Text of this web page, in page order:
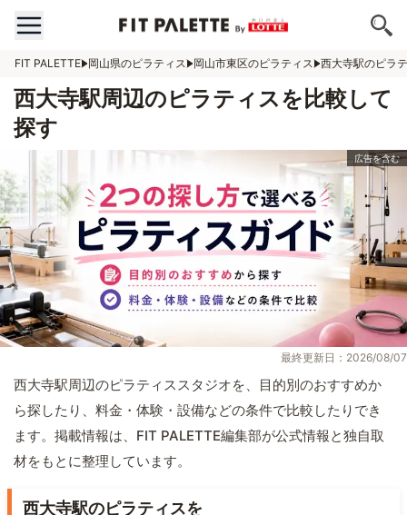
FIT PALETTE 岡山県のピラティス 岡山市東区のピラティス 西大寺駅のピラ
西大寺駅周辺のピラティスを比較して
探す
最終更新日：2026/08/07
西大寺駅周辺のピラティススタジオを、目的別のおすすめか
ら探したり、料金・体験・設備などの条件で比較したりでき
ます。掲載情報は、FIT PALETTE編集部が公式情報と独自取
材をもとに整理しています。
西大寺駅のピラティスを